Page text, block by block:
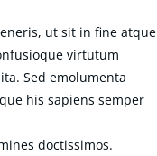
ut sit in fine atque
virtutum
Sed emolumenta
his sapiens semper
doctissimos.